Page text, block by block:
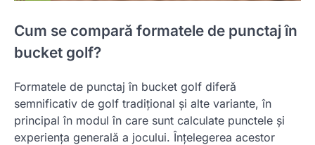
Cum se compară formatele de punctaj în
bucket golf?
Formatele de punctaj în bucket golf diferă
semnificativ de golf tradițional și alte variante, în
principal în modul în care sunt calculate punctele și
experiența generală a jocului. Înțelegerea acestor